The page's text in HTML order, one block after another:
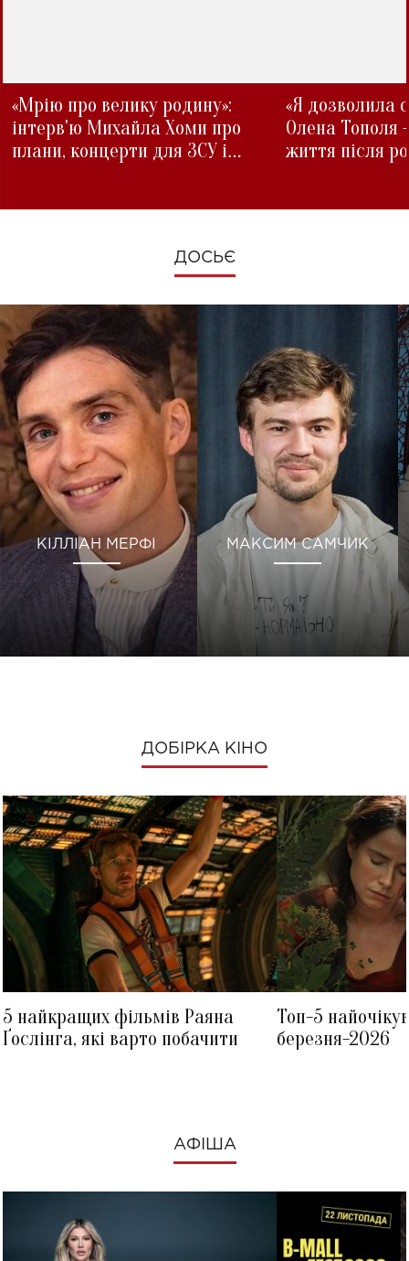
«Мрію про велику родину»:
інтерв'ю Михайла Хоми про
плани, концерти для ЗСУ і
«Я дозволила
Олена Тополя
життя після
ДОСЬЄ
КІЛЛІАН МЕРФІ МАКСИМ САМЧИК
ДОБІРКА КІНО
5 найкращих фільмів Раяна
Ґослінга, які варто побачити
Топ-5
березня-2026
АФІША